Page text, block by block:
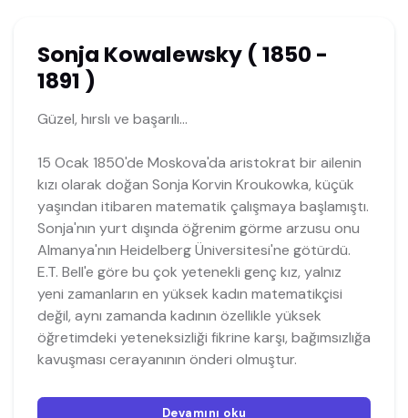
Sonja Kowalewsky ( 1850 -
1891 )
Güzel, hırslı ve başarılı...
15 Ocak 1850'de Moskova'da aristokrat bir ailenin
kızı olarak doğan Sonja Korvin Kroukowka, küçük
yaşından itibaren matematik çalışmaya başlamıştı.
Sonja'nın yurt dışında öğrenim görme arzusu onu
Almanya'nın Heidelberg Üniversitesi'ne götürdü.
E.T. Bell'e göre bu çok yetenekli genç kız, yalnız
yeni zamanların en yüksek kadın matematikçisi
değil, aynı zamanda kadının özellikle yüksek
öğretimdeki yeteneksizliği fikrine karşı, bağımsızlığa
kavuşması cerayanının önderi olmuştur.
Devamını oku